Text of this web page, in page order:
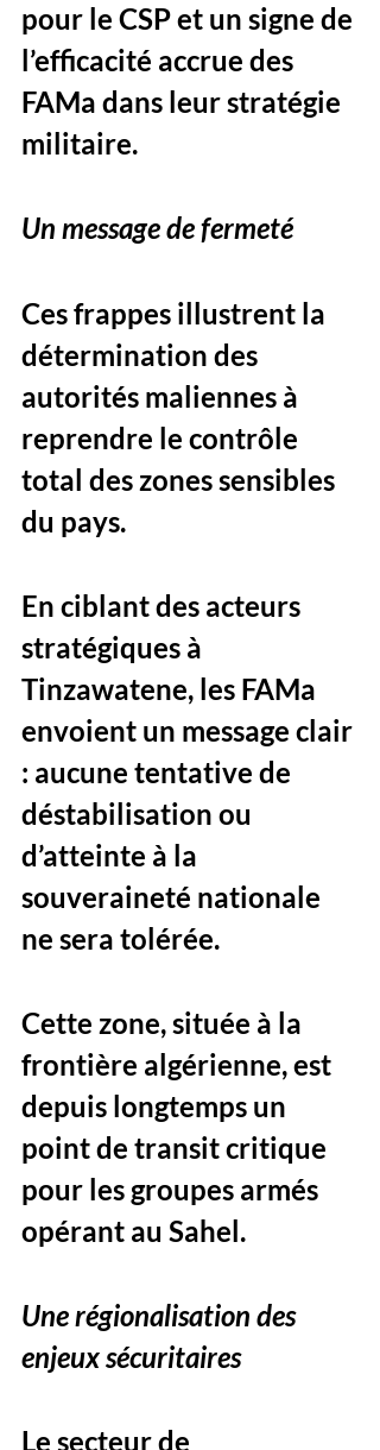
pour le CSP et un signe de
l’efficacité accrue des
FAMa dans leur stratégie
militaire.
Un message de fermeté
Ces frappes illustrent la
détermination des
autorités maliennes à
reprendre le contrôle
total des zones sensibles
du pays.
En ciblant des acteurs
stratégiques à
Tinzawatene, les FAMa
envoient un message clair
: aucune tentative de
déstabilisation ou
d’atteinte à la
souveraineté nationale
ne sera tolérée.
Cette zone, située à la
frontière algérienne, est
depuis longtemps un
point de transit critique
pour les groupes armés
opérant au Sahel.
Une régionalisation des
enjeux sécuritaires
Le secteur de